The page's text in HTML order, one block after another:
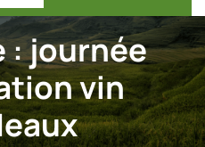
:journée
vin